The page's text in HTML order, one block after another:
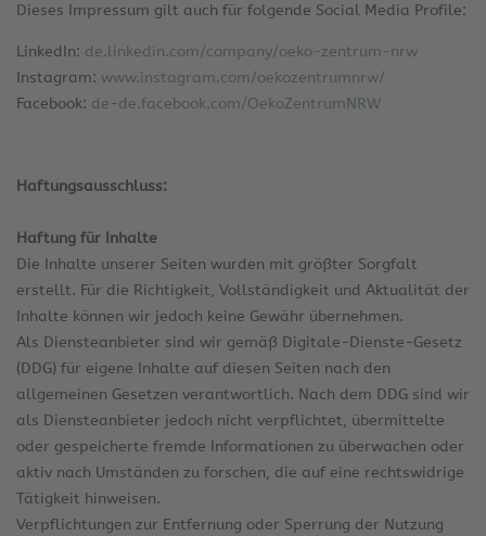
Dieses Impressum gilt auch für folgende Social Media Profile:
LinkedIn: de.linkedin.com/company/oeko-zentrum-nrw
Instagram: www.instagram.com/oekozentrumnrw/
Facebook: de-de.facebook.com/OekoZentrumNRW
Haftungsausschluss:
Haftung für Inhalte
Die Inhalte unserer Seiten wurden mit größter Sorgfalt
erstellt. Für die Richtigkeit, Vollständigkeit und Aktualität der
Inhalte können wir jedoch keine Gewähr übernehmen.
Als Diensteanbieter sind wir gemäß Digitale-Dienste-Gesetz
(DDG) für eigene Inhalte auf diesen Seiten nach den
allgemeinen Gesetzen verantwortlich. Nach dem DDG sind wir
als Diensteanbieter jedoch nicht verpflichtet, übermittelte
oder gespeicherte fremde Informationen zu überwachen oder
aktiv nach Umständen zu forschen, die auf eine rechtswidrige
Tätigkeit hinweisen.
Verpflichtungen zur Entfernung oder Sperrung der Nutzung